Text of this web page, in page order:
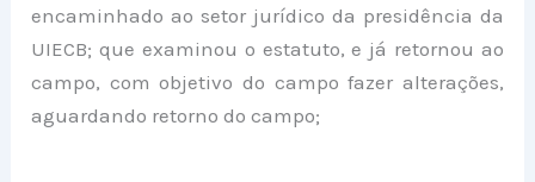
encaminhado ao setor jurídico da presidência da
UIECB; que examinou o estatuto, e já retornou ao
campo, com objetivo do campo fazer alterações,
aguardando retorno do campo;